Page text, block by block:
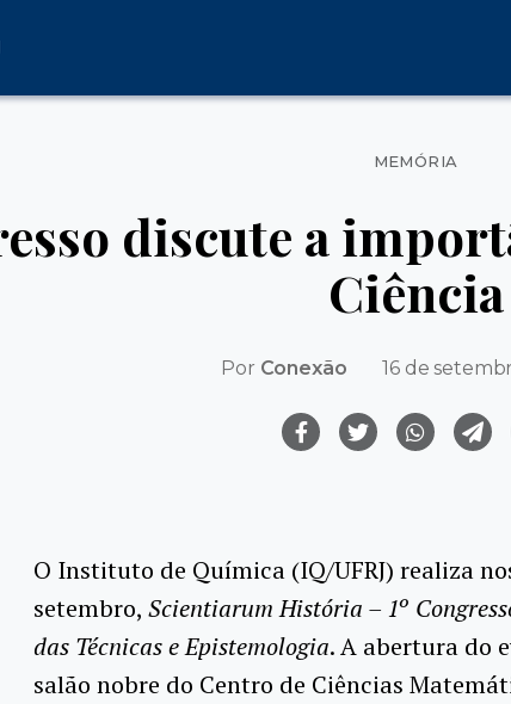
MEMÓRIA
discute a
Ciência
Por Conexão 16 de
O Instituto de Química (IQ/UFRJ) realiza
setembro, Scientiarum História – 1º
das Técnicas e Epistemologia. A abertura do
salão nobre do Centro de Ciências